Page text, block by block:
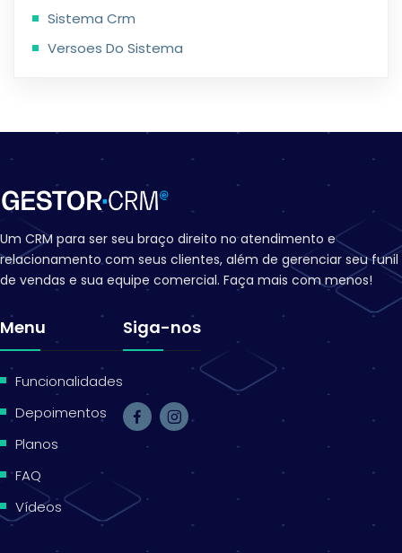
Sistema Crm
Versoes Do Sistema
Um CRM para ser seu braço direito no atendimento e
relacionamento com seus clientes, além de gerenciar seu funil
de vendas e sua equipe comercial. Faça mais com menos!
Menu
Funcionalidades
Depoimentos
Planos
FAQ
Vídeos
Siga-nos